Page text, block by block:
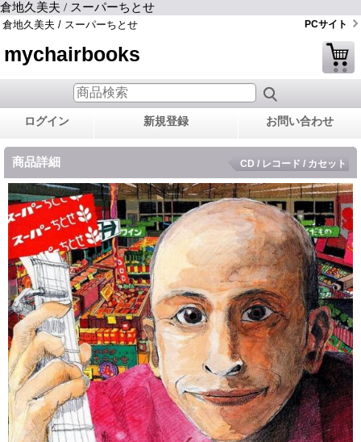
倉地久美夫 / スーパーちとせ
倉地久美夫 / スーパーちとせ PCサイト
mychairbooks
ログイン 新規登録 お問い合わせ
商品詳細 CD / レコード / カセット